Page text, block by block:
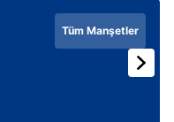
Tüm Manşetler